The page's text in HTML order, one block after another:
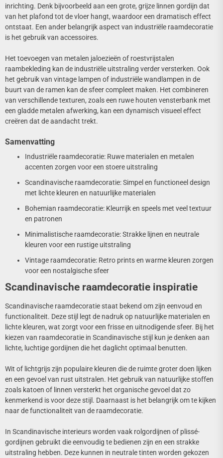
inrichting. Denk bijvoorbeeld aan een grote, grijze linnen gordijn dat
van het plafond tot de vloer hangt, waardoor een dramatisch effect
ontstaat. Een ander belangrijk aspect van industriële raamdecoratie
is het gebruik van accessoires.
Het toevoegen van metalen jaloezieën of roestvrijstalen
raambekleding kan de industriële uitstraling verder versterken. Ook
het gebruik van vintage lampen of industriële wandlampen in de
buurt van de ramen kan de sfeer compleet maken. Het combineren
van verschillende texturen, zoals een ruwe houten vensterbank met
een gladde metalen afwerking, kan een dynamisch visueel effect
creëren dat de aandacht trekt.
Samenvatting
Industriële raamdecoratie: Ruwe materialen en metalen
accenten zorgen voor een stoere uitstraling
Scandinavische raamdecoratie: Simpel en functioneel design
met lichte kleuren en natuurlijke materialen
Bohemian raamdecoratie: Kleurrijk en speels met veel textuur
en patronen
Minimalistische raamdecoratie: Strakke lijnen en neutrale
kleuren voor een rustige uitstraling
Vintage raamdecoratie: Retro prints en warme kleuren zorgen
voor een nostalgische sfeer
Scandinavische raamdecoratie inspiratie
Scandinavische raamdecoratie staat bekend om zijn eenvoud en
functionaliteit. Deze stijl legt de nadruk op natuurlijke materialen en
lichte kleuren, wat zorgt voor een frisse en uitnodigende sfeer. Bij het
kiezen van raamdecoratie in Scandinavische stijl kun je denken aan
lichte, luchtige gordijnen die het daglicht optimaal benutten.
Wit of lichtgrijs zijn populaire kleuren die de ruimte groter doen lijken
en een gevoel van rust uitstralen. Het gebruik van natuurlijke stoffen
zoals katoen of linnen versterkt het organische gevoel dat zo
kenmerkend is voor deze stijl. Daarnaast is het belangrijk om te kijken
naar de functionaliteit van de raamdecoratie.
In Scandinavische interieurs worden vaak rolgordijnen of plissé-
gordijnen gebruikt die eenvoudig te bedienen zijn en een strakke
uitstraling hebben. Deze kunnen in neutrale tinten worden gekozen